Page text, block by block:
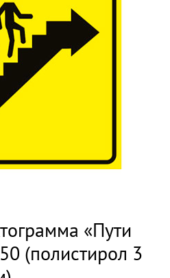
«Пути
(полистирол 3